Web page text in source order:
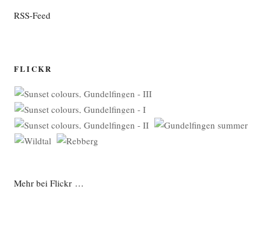
RSS-Feed
FLICKR
Mehr bei Flickr …